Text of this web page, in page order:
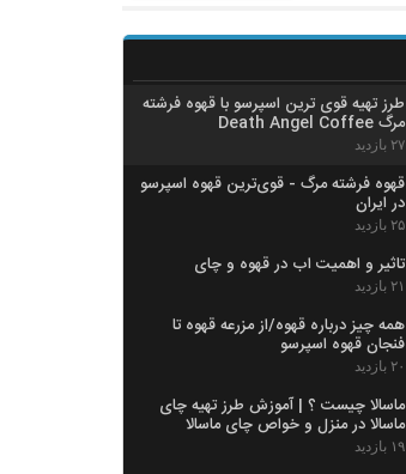
طرز تهیه قوی ترین اسپرسو با قهوه فرشته
مرگ Death Angel Coffee
۲۷ بازدید
قهوه فرشته مرگ - قوی‌ترین قهوه اسپرسو
در ایران
۲۵ بازدید
تاثیر و اهمیت اب در قهوه و چای
۲۱ بازدید
همه چیز درباره قهوه/از مزرعه قهوه تا
فنجان قهوه اسپرسو
۲۰ بازدید
ماسالا چیست ؟ | آموزش طرز تهیه چای
ماسالا در منزل و خواص چای ماسالا
۱۹ بازدید